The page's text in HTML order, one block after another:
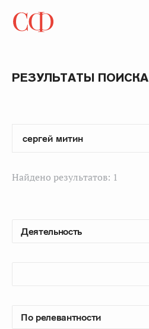
РЕЗУЛЬТАТЫ ПОИСКА
Найдено результатов: 1